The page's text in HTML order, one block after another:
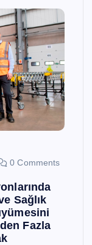
0 Comments
Sağlık
Fazla